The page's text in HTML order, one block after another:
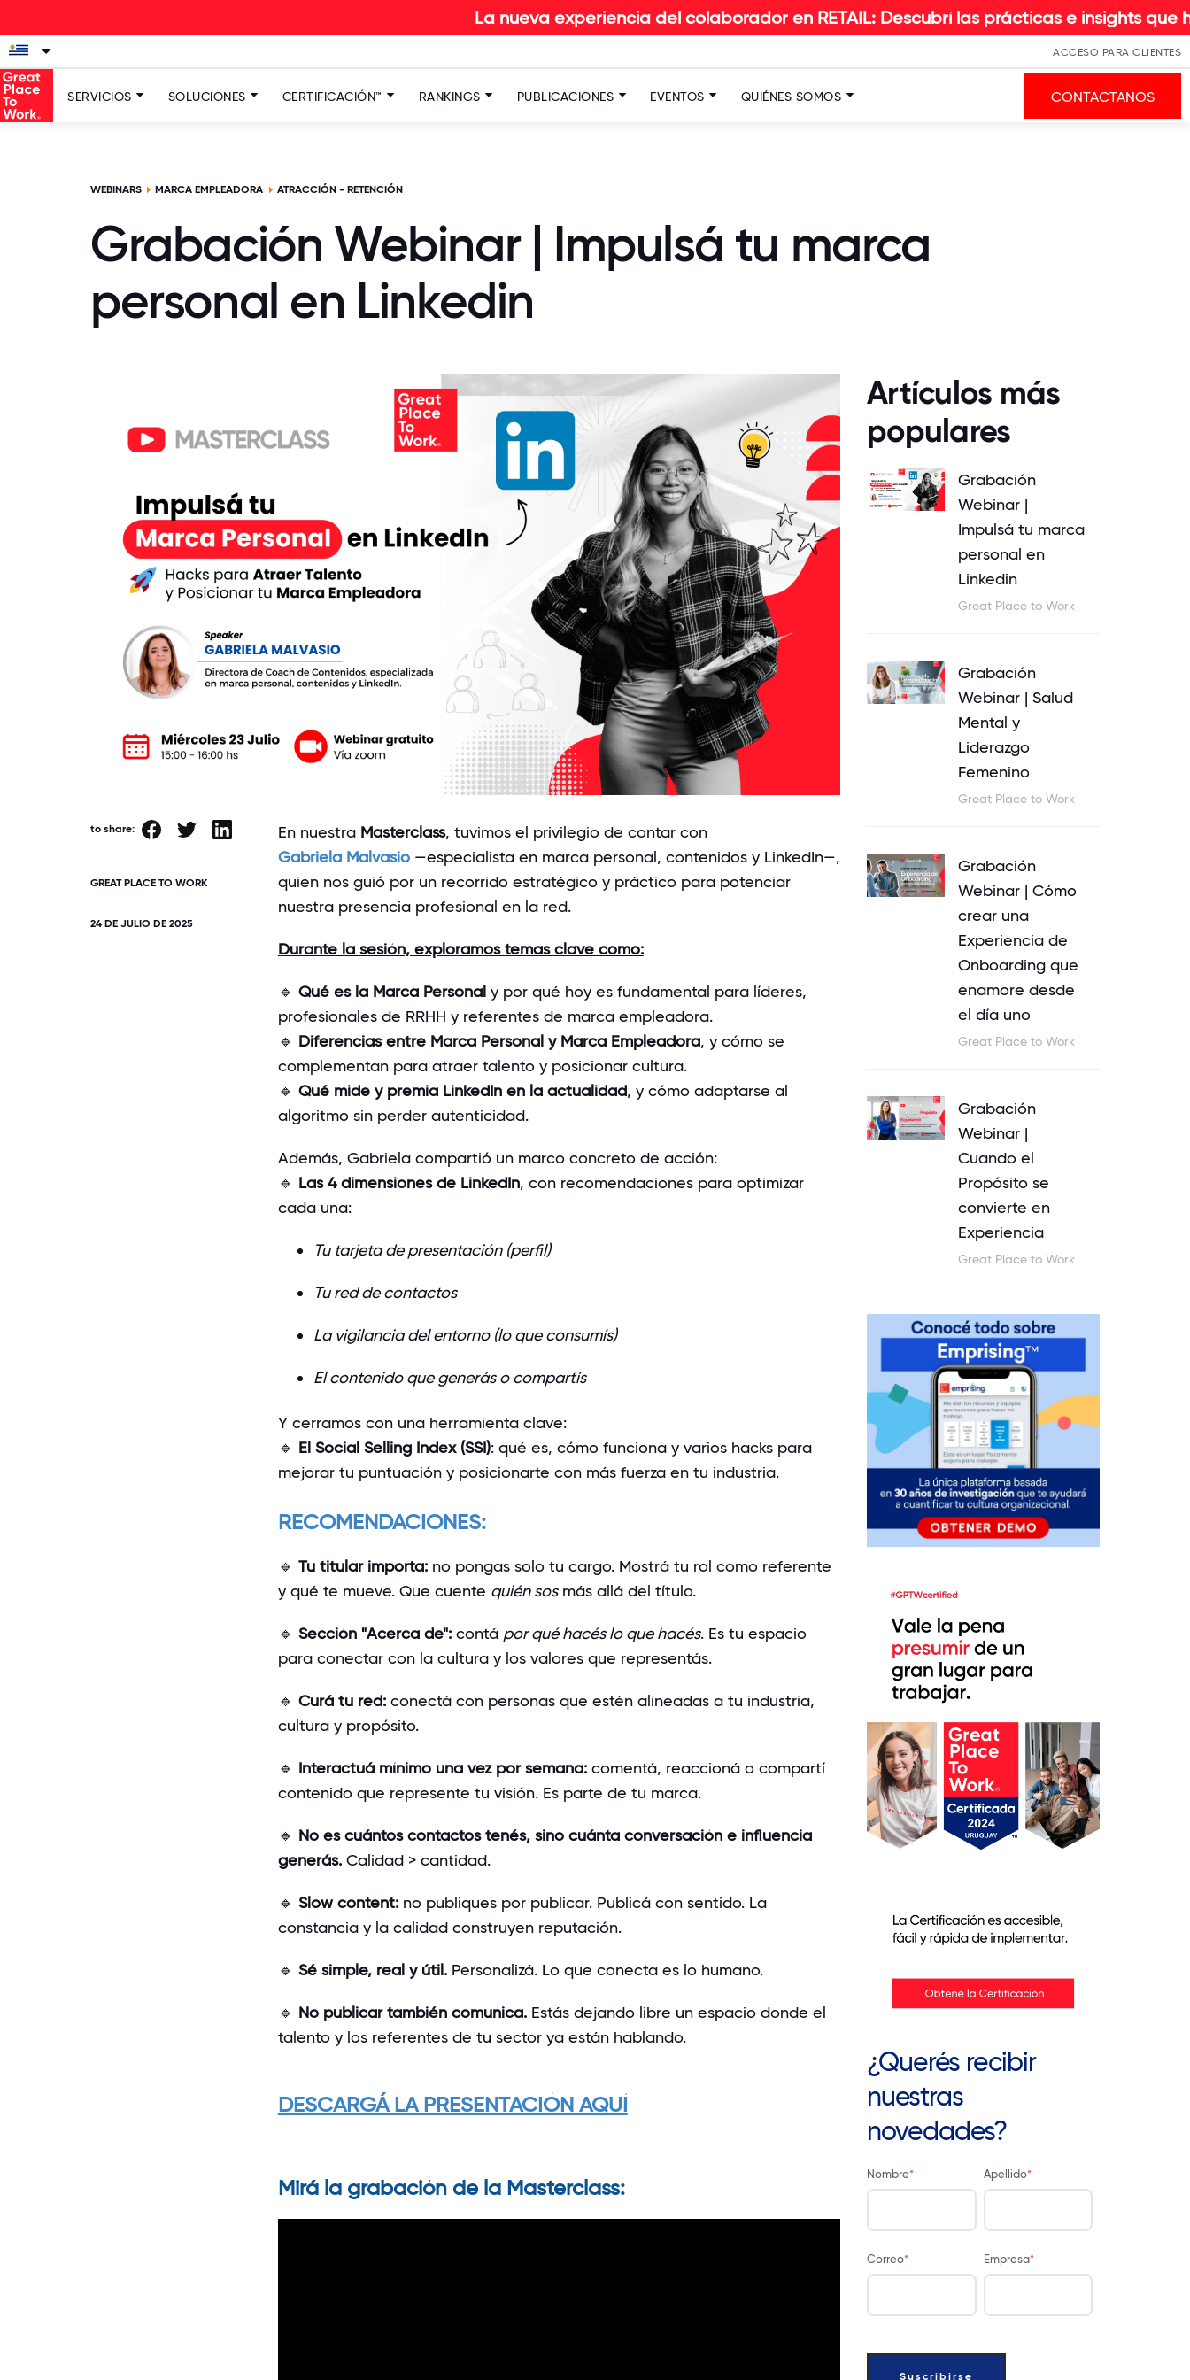
La nueva experiencia del colaborador en RETAIL: Descubrí las prácticas e insights que hacen la
ACCESO PARA CLIENTES
SERVICIOS SOLUCIONES CERTIFICACIÓN™ RANKINGS PUBLICACIONES EVENTOS QUIÉNES SOMOS CONTACTANOS
WEBINARS MARCA EMPLEADORA ATRACCIÓN - RETENCIÓN
Grabación Webinar | Impulsá tu marca
personal en Linkedin
to share:
GREAT PLACE TO WORK
24 DE JULIO DE 2025
En nuestra Masterclass, tuvimos el privilegio de contar con
Gabriela Malvasio—especialista en marca personal, contenidos y LinkedIn—,
quien nos guió por un recorrido estratégico y práctico para potenciar
nuestra presencia profesional en la red.
Durante la sesión, exploramos temas clave como:
🔹 Qué es la Marca Personaly por qué hoy es fundamental para líderes,
profesionales de RRHH y referentes de marca empleadora.
🔹 Diferencias entre Marca Personal y Marca Empleadora, y cómo se
complementan para atraer talento y posicionar cultura.
🔹 Qué mide y premia LinkedIn en la actualidad, y cómo adaptarse al
algoritmo sin perder autenticidad.
Además, Gabriela compartió un marco concreto de acción:
🔹 Las 4 dimensiones de LinkedIn, con recomendaciones para optimizar
cada una:
Tu tarjeta de presentación (perfil)
Tu red de contactos
La vigilancia del entorno (lo que consumís)
El contenido que generás o compartís
Y cerramos con una herramienta clave:
🔹 El Social Selling Index (SSI): qué es, cómo funciona y varios hacks para
mejorar tu puntuación y posicionarte con más fuerza en tu industria.
RECOMENDACIONES:
🔹 Tu titular importa:no pongas solo tu cargo. Mostrá tu rol como referente
y qué te mueve. Que cuente quién sosmás allá del título.
🔹 Sección "Acerca de":contá por qué hacés lo que hacés. Es tu espacio
para conectar con la cultura y los valores que representás.
🔹 Curá tu red:conectá con personas que estén alineadas a tu industria,
cultura y propósito.
🔹 Interactuá mínimo una vez por semana:comentá, reaccioná o compartí
contenido que represente tu visión. Es parte de tu marca.
🔹 No es cuántos contactos tenés, sino cuánta conversación e influencia
generás.Calidad > cantidad.
🔹 Slow content:no publiques por publicar. Publicá con sentido. La
constancia y la calidad construyen reputación.
🔹 Sé simple, real y útil.Personalizá. Lo que conecta es lo humano.
🔹 No publicar también comunica.Estás dejando libre un espacio donde el
talento y los referentes de tu sector ya están hablando.
DESCARGÁ LA PRESENTACIÓN AQUÍ
Mirá la grabación de la Masterclass:
Artículos más
populares
Grabación
Webinar |
Impulsá tu marca
personal en
Linkedin
Great Place to Work
Grabación
Webinar | Salud
Mental y
Liderazgo
Femenino
Great Place to Work
Grabación
Webinar | Cómo
crear una
Experiencia de
Onboarding que
enamore desde
el día uno
Great Place to Work
Grabación
Webinar |
Cuando el
Propósito se
convierte en
Experiencia
Great Place to Work
¿Querés recibir
nuestras
novedades?
Nombre* Apellido*
Correo* Empresa*